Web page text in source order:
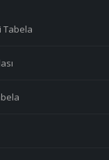
Tabela